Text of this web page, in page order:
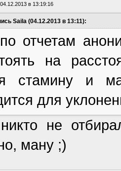
04.12.2013 в 13:19:16
Saila (04.12.2013 в 13:11):
отчетам
на
стамину и
для
не
ману ;)